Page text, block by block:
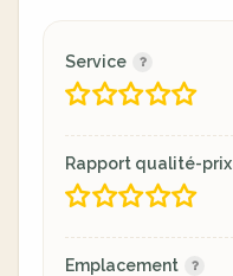
Service
Rapport qualité-prix
Emplacement